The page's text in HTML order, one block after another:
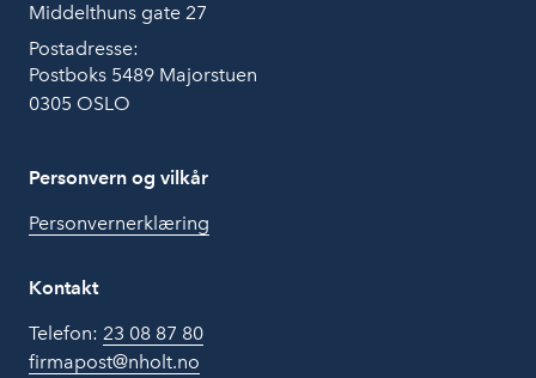
Middelthuns gate 27
Postadresse:
Postboks 5489 Majorstuen
0305 OSLO
Personvern og vilkår
Personvernerklæring
Kontakt
Telefon: 23 08 87 80
firmapost@nholt.no